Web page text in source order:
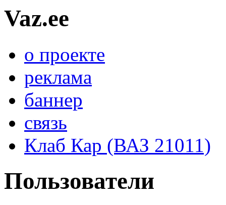
Vaz.ee
о проекте
реклама
баннер
связь
Клаб Кар (ВАЗ 21011)
Пользователи